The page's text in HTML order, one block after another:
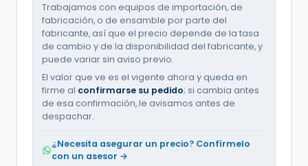
Trabajamos con equipos de importación, de
fabricación, o de ensamble por parte del
fabricante, así que el precio depende de la tasa
de cambio y de la disponibilidad del fabricante, y
puede variar sin aviso previo.
El valor que ve es el vigente ahora y queda en
firme al confirmarse su pedido; si cambia antes
de esa confirmación, le avisamos antes de
despachar.
¿Necesita asegurar un precio? Confírmelo
con un asesor →